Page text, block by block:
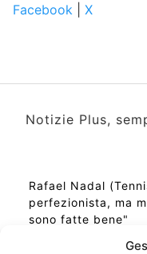
Facebook
X
Notizie Plus,
Rafael Nadal
perfezionista, ma
sono fatte bene"